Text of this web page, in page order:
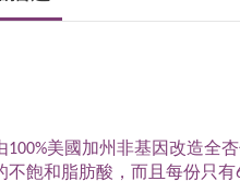
100%美國加州非基因改造
不飽和脂肪酸，而且每份只